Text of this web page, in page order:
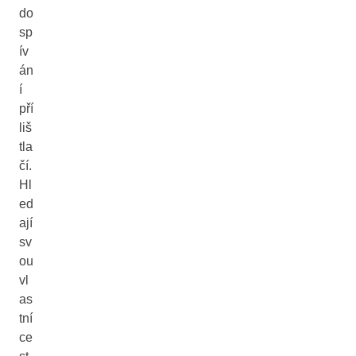
do
sp
ív
án
í
pří
liš
tla
čí.
Hl
ed
ají
sv
ou
vl
as
tní
ce